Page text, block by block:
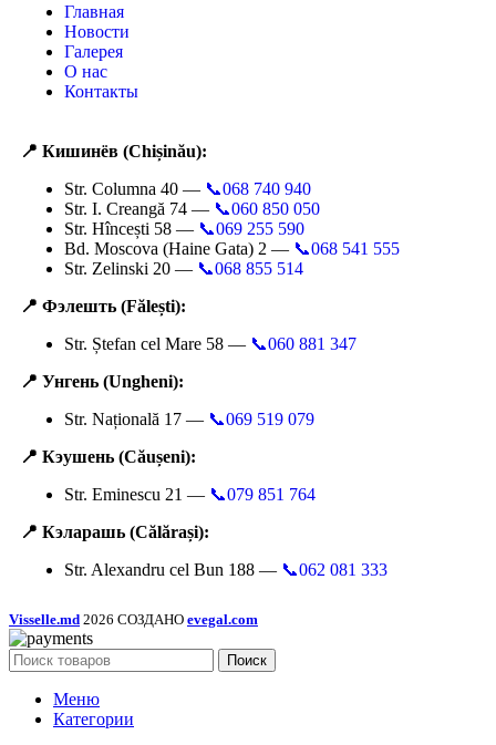
Главная
Новости
Галерея
О нас
Контакты
📍 Кишинёв (Chișinău):
Str. Columna 40 — 📞068 740 940
Str. I. Creangă 74 — 📞060 850 050
Str. Hîncești 58 — 📞069 255 590
Bd. Moscova (Haine Gata) 2 — 📞068 541 555
Str. Zelinski 20 — 📞068 855 514
📍 Фэлешть (Fălești):
Str. Ștefan cel Mare 58 — 📞060 881 347
📍 Унгень (Ungheni):
Str. Națională 17 — 📞069 519 079
📍 Кэушень (Căușeni):
Str. Eminescu 21 — 📞079 851 764
📍 Кэларашь (Călărași):
Str. Alexandru cel Bun 188 — 📞062 081 333
Visselle.md 2026 СОЗДАНО evegal.com
Поиск
Меню
Категории